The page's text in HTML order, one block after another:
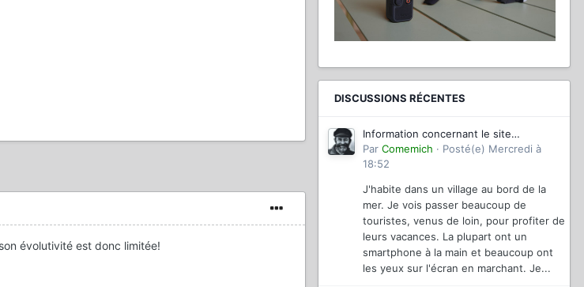
évolutivité est donc limitée!
DISCUSSIONS RÉCENTES
Information concernant le site
magazinevideo
Par Comemich · Posté(e) Mercredi à
18:52
J'habite dans un village au bord de la
mer. Je vois passer beaucoup de
touristes, venus de loin, pour profiter de
leurs vacances. La plupart ont un
smartphone à la main et beaucoup ont
les yeux sur l'écran en marchant. Je...